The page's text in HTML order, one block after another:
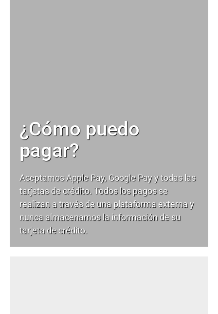
¿Cómo puedo
pagar?
Aceptamos Apple Pay, Google Pay y todas las
tarjetas de crédito. Todos los pagos se
realizan a través de una plataforma externa y
nunca almacenamos la información de su
tarjeta de crédito.